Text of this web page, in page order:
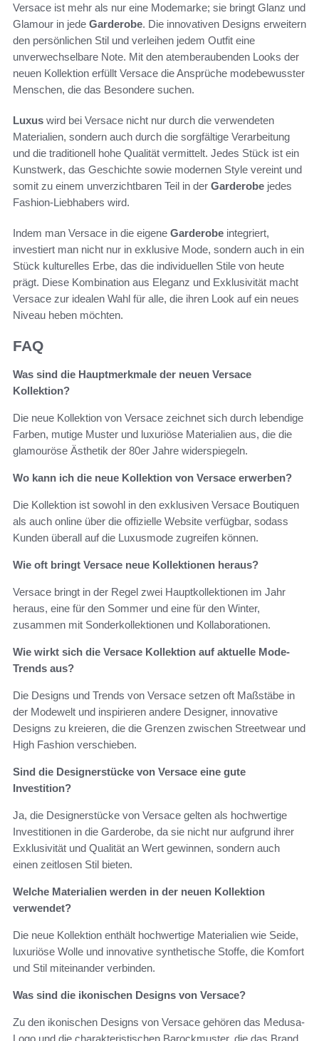
Versace ist mehr als nur eine Modemarke; sie bringt Glanz und
Glamour in jede Garderobe. Die innovativen Designs erweitern
den persönlichen Stil und verleihen jedem Outfit eine
unverwechselbare Note. Mit den atemberaubenden Looks der
neuen Kollektion erfüllt Versace die Ansprüche modebewusster
Menschen, die das Besondere suchen.
Luxus wird bei Versace nicht nur durch die verwendeten
Materialien, sondern auch durch die sorgfältige Verarbeitung
und die traditionell hohe Qualität vermittelt. Jedes Stück ist ein
Kunstwerk, das Geschichte sowie modernen Style vereint und
somit zu einem unverzichtbaren Teil in der Garderobe jedes
Fashion-Liebhabers wird.
Indem man Versace in die eigene Garderobe integriert,
investiert man nicht nur in exklusive Mode, sondern auch in ein
Stück kulturelles Erbe, das die individuellen Stile von heute
prägt. Diese Kombination aus Eleganz und Exklusivität macht
Versace zur idealen Wahl für alle, die ihren Look auf ein neues
Niveau heben möchten.
FAQ
Was sind die Hauptmerkmale der neuen Versace
Kollektion?
Die neue Kollektion von Versace zeichnet sich durch lebendige
Farben, mutige Muster und luxuriöse Materialien aus, die die
glamouröse Ästhetik der 80er Jahre widerspiegeln.
Wo kann ich die neue Kollektion von Versace erwerben?
Die Kollektion ist sowohl in den exklusiven Versace Boutiquen
als auch online über die offizielle Website verfügbar, sodass
Kunden überall auf die Luxusmode zugreifen können.
Wie oft bringt Versace neue Kollektionen heraus?
Versace bringt in der Regel zwei Hauptkollektionen im Jahr
heraus, eine für den Sommer und eine für den Winter,
zusammen mit Sonderkollektionen und Kollaborationen.
Wie wirkt sich die Versace Kollektion auf aktuelle Mode-
Trends aus?
Die Designs und Trends von Versace setzen oft Maßstäbe in
der Modewelt und inspirieren andere Designer, innovative
Designs zu kreieren, die die Grenzen zwischen Streetwear und
High Fashion verschieben.
Sind die Designerstücke von Versace eine gute
Investition?
Ja, die Designerstücke von Versace gelten als hochwertige
Investitionen in die Garderobe, da sie nicht nur aufgrund ihrer
Exklusivität und Qualität an Wert gewinnen, sondern auch
einen zeitlosen Stil bieten.
Welche Materialien werden in der neuen Kollektion
verwendet?
Die neue Kollektion enthält hochwertige Materialien wie Seide,
luxuriöse Wolle und innovative synthetische Stoffe, die Komfort
und Stil miteinander verbinden.
Was sind die ikonischen Designs von Versace?
Zu den ikonischen Designs von Versace gehören das Medusa-